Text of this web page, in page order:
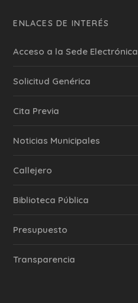
ENLACES DE INTERÉS
Acceso a la Sede Electrónica
Solicitud Genérica
Cita Previa
‎Noticias Municipales
Callejero
Biblioteca Pública
Presupuesto
Transparencia